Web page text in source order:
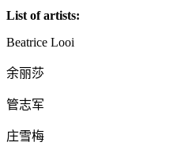
List of artists:
Beatrice Looi
余丽莎
管志军
庄雪梅